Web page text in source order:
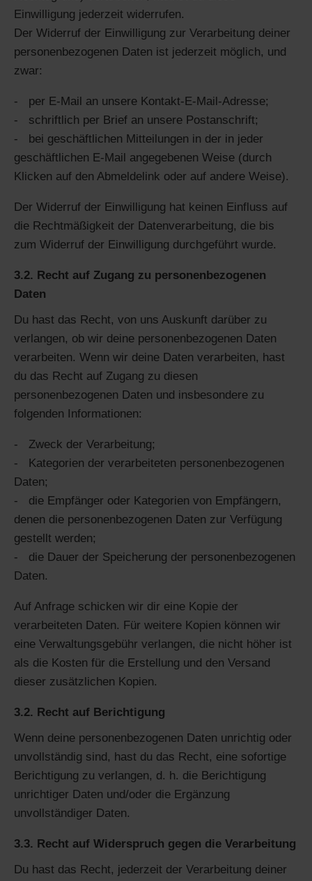
Einwilligung jederzeit widerrufen.
Der Widerruf der Einwilligung zur Verarbeitung deiner
personenbezogenen Daten ist jederzeit möglich, und
zwar:
per E-Mail an unsere Kontakt-E-Mail-Adresse;
schriftlich per Brief an unsere Postanschrift;
bei geschäftlichen Mitteilungen in der in jeder
geschäftlichen E-Mail angegebenen Weise (durch
Klicken auf den Abmeldelink oder auf andere Weise).
Der Widerruf der Einwilligung hat keinen Einfluss auf
die Rechtmäßigkeit der Datenverarbeitung, die bis
zum Widerruf der Einwilligung durchgeführt wurde.
3.2. Recht auf Zugang zu personenbezogenen
Daten
Du hast das Recht, von uns Auskunft darüber zu
verlangen, ob wir deine personenbezogenen Daten
verarbeiten. Wenn wir deine Daten verarbeiten, hast
du das Recht auf Zugang zu diesen
personenbezogenen Daten und insbesondere zu
folgenden Informationen:
Zweck der Verarbeitung;
Kategorien der verarbeiteten personenbezogenen
Daten;
die Empfänger oder Kategorien von Empfängern,
denen die personenbezogenen Daten zur Verfügung
gestellt werden;
die Dauer der Speicherung der personenbezogenen
Daten.
Auf Anfrage schicken wir dir eine Kopie der
verarbeiteten Daten. Für weitere Kopien können wir
eine Verwaltungsgebühr verlangen, die nicht höher ist
als die Kosten für die Erstellung und den Versand
dieser zusätzlichen Kopien.
3.2. Recht auf Berichtigung
Wenn deine personenbezogenen Daten unrichtig oder
unvollständig sind, hast du das Recht, eine sofortige
Berichtigung zu verlangen, d. h. die Berichtigung
unrichtiger Daten und/oder die Ergänzung
unvollständiger Daten.
3.3. Recht auf Widerspruch gegen die Verarbeitung
Du hast das Recht, jederzeit der Verarbeitung deiner